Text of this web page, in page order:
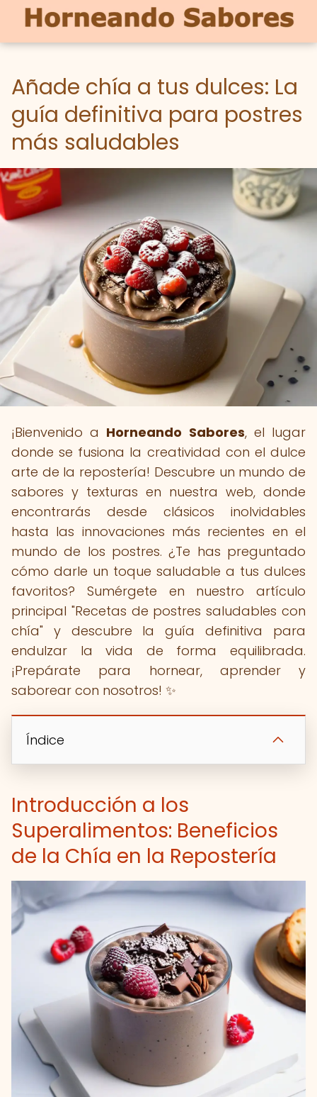
Añade chía a tus dulces: La
guía definitiva para postres
más saludables
¡Bienvenido a Horneando Sabores, el lugar
donde se fusiona la creatividad con el dulce
arte de la repostería! Descubre un mundo de
sabores y texturas en nuestra web, donde
encontrarás desde clásicos inolvidables
hasta las innovaciones más recientes en el
mundo de los postres. ¿Te has preguntado
cómo darle un toque saludable a tus dulces
favoritos? Sumérgete en nuestro artículo
principal "Recetas de postres saludables con
chía" y descubre la guía definitiva para
endulzar la vida de forma equilibrada.
¡Prepárate para hornear, aprender y
saborear con nosotros! ✨
Índice
Introducción a los
Superalimentos: Beneficios
de la Chía en la Repostería